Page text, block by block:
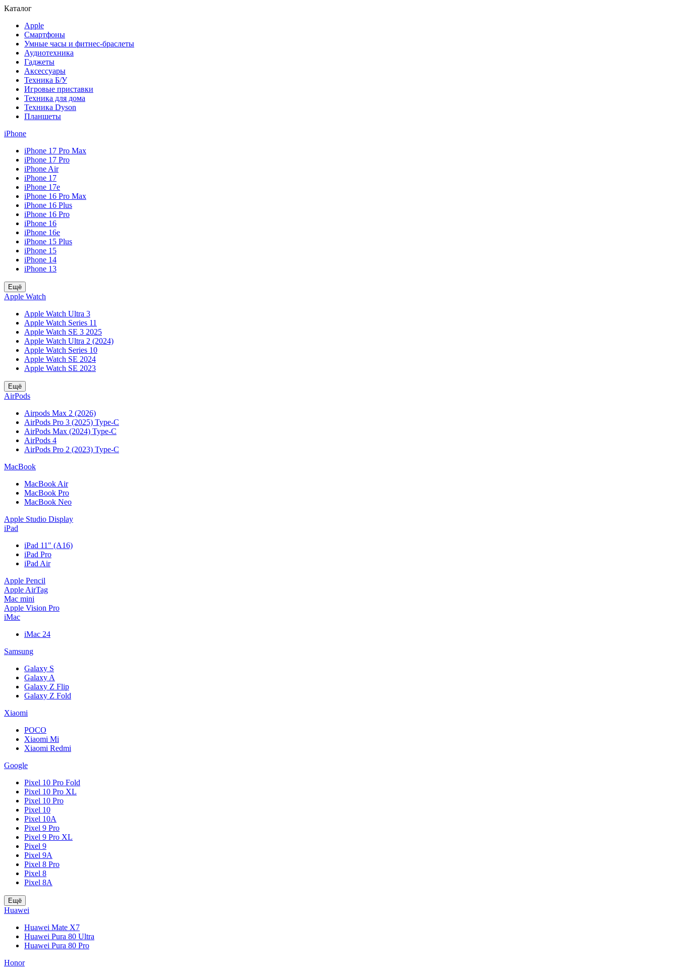
Каталог
Apple
Смартфоны
Умные часы и фитнес-браслеты
Аудиотехника
Гаджеты
Аксессуары
Техника Б/У
Игровые приставки
Техника для дома
Техника Dyson
Планшеты
iPhone
iPhone 17 Pro Max
iPhone 17 Pro
iPhone Air
iPhone 17
iPhone 17e
iPhone 16 Pro Max
iPhone 16 Plus
iPhone 16 Pro
iPhone 16
iPhone 16e
iPhone 15 Plus
iPhone 15
iPhone 14
iPhone 13
Ещё
Apple Watch
Apple Watch Ultra 3
Apple Watch Series 11
Apple Watch SE 3 2025
Apple Watch Ultra 2 (2024)
Apple Watch Series 10
Apple Watch SE 2024
Apple Watch SE 2023
Ещё
AirPods
Airpods Max 2 (2026)
AirPods Pro 3 (2025) Type-C
AirPods Max (2024) Type-C
AirPods 4
AirPods Pro 2 (2023) Type-C
MacBook
MacBook Air
MacBook Pro
MacBook Neo
Apple Studio Display
iPad
iPad 11" (A16)
iPad Pro
iPad Air
Apple Pencil
Apple AirTag
Mac mini
Apple Vision Pro
iMac
iMac 24
Samsung
Galaxy S
Galaxy A
Galaxy Z Flip
Galaxy Z Fold
Xiaomi
POCO
Xiaomi Mi
Xiaomi Redmi
Google
Pixel 10 Pro Fold
Pixel 10 Pro XL
Pixel 10 Pro
Pixel 10
Pixel 10A
Pixel 9 Pro
Pixel 9 Pro XL
Pixel 9
Pixel 9A
Pixel 8 Pro
Pixel 8
Pixel 8A
Ещё
Huawei
Huawei Mate X7
Huawei Pura 80 Ultra
Huawei Pura 80 Pro
Honor